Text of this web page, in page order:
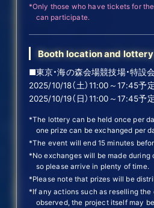
*Only those who have tickets for
can participate.
Booth location and
■東京・海の森会場競技場・特設
2025/10/18（土）11:00～17:45予
2025/10/19（日）11:00～17:45予
*The lottery can be held once per
one prize can be exchanged per
*The event will end 15 minutes
*No exchanges will be made during
so please arrive in plenty of time.
*Please note that prizes will be
*If any actions such as reselling the
observed, the project itself may